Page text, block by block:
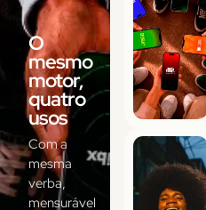
O
mesmo
motor,
quatro
usos
Com a
mesma
verba,
mensurável